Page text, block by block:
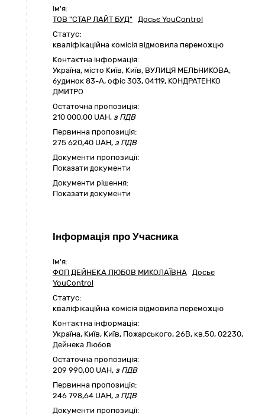
Ім'я:
ТОВ "СТАР ЛАЙТ БУД" Досьє YouControl
Статус:
кваліфікаційна комісія відмовила переможцю
Контактна інформація:
Україна, місто Київ, Київ, ВУЛИЦЯ МЕЛЬНИКОВА,
будинок 83-А, офіс 303, 04119, КОНДРАТЕНКО
ДМИТРО
Остаточна пропозиція:
210 000,00 UAH, з ПДВ
Первинна пропозиція:
275 620,40 UAH, з ПДВ
Документи пропозиції:
Показати документи
Документи рішення:
Показати документи
Інформація про Учасника
Ім'я:
ФОП ДЕЙНЕКА ЛЮБОВ МИКОЛАЇВНА Досьє
YouControl
Статус:
кваліфікаційна комісія відмовила переможцю
Контактна інформація:
Україна, Київ, Київ, Пожарського, 26В, кв.50, 02230,
Дейнека Любов
Остаточна пропозиція:
209 990,00 UAH, з ПДВ
Первинна пропозиція:
246 798,64 UAH, з ПДВ
Документи пропозиції: